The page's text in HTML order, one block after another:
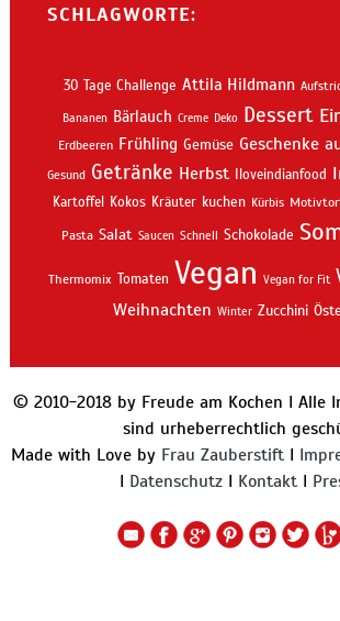
SCHLAGWORTE:
30 Tage Challenge Attila Hildmann
Bananen Bärlauch Creme Deko Dessert
Erdbeeren Frühling Gemüse Geschenke
Gesund Getränke Herbst Iloveindianfood
Kartoffel Kokos Kräuter kuchen Kürbis
Pasta Salat Saucen Schnell Schokolade
Thermomix Tomaten Vegan Vegan for Fit
Weihnachten Winter Zucchini
© 2010-2018 by Freude am Kochen I Alle
sind urheberrechtlich
Made with Love by Frau ZauberstiftI
I Datenschutz I KontaktI